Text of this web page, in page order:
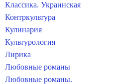
Классика. Украинская
Контркультура
Кулинария
Культурология
Лирика
Любовные романы
Любовные романы.